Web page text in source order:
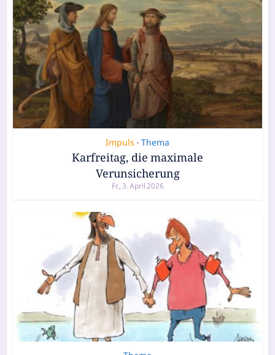
Impuls • Thema
Karfreitag, die maximale
Verunsicherung
Fr., 3. April 2026